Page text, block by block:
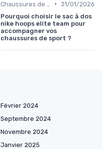
• 31/01/2026
Pourquoi choisir le sac à dos
nike hoops elite team pour
accompagner vos
chaussures de sport ?
Février 2024
Septembre 2024
Novembre 2024
Janvier 2025